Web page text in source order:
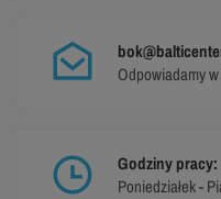
Odpowiadamy
Godziny pracy:
Poniedziałek -